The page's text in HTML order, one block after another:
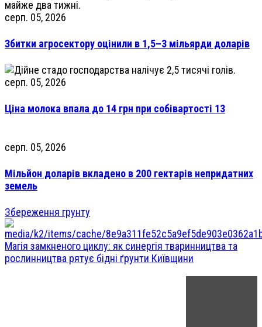
серп. 05, 2026
Збитки агросектору оцінили в 1,5–3 мільярди доларів
серп. 05, 2026
Ціна молока впала до 14 грн при собівартості 13
серп. 05, 2026
Мільйон доларів вкладено в 200 гектарів непридатних
земель
Збереження грунту
Магія замкненого циклу: як синергія тваринництва та
рослинництва рятує бідні ґрунти Київщини